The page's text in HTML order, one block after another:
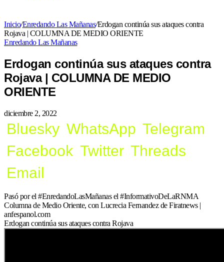
Inicio/Enredando Las Mañanas/Erdogan continúa sus ataques contra
Rojava | COLUMNA DE MEDIO ORIENTE
Enredando Las Mañanas
Erdogan continúa sus ataques contra
Rojava | COLUMNA DE MEDIO
ORIENTE
diciembre 2, 2022
Bluesky WhatsApp Telegram
Facebook Twitter Threads
Email
Pasó por el #EnredandoLasMañanas el #InformativoDeLaRNMA
Columna de Medio Oriente, con Lucrecia Fernandez de Firatnews |
anfespanol.com
Erdogan continúa sus ataques contra Rojava